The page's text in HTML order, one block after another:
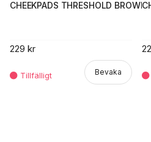
CHEEKPADS THRESHOLD BROWN
229 kr
Bevaka